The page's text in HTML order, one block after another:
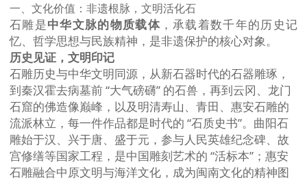
一、文化价值：非遗根脉，文明活化石
石雕是中华文脉的物质载体，承载着数千年的历史记
忆、哲学思想与民族精神，是非遗保护的核心对象。
历史见证，文明印记
石雕历史与中华文明同源，从新石器时代的石器雕琢，
到秦汉霍去病墓前 “大气磅礴” 的石兽，再到云冈、龙门
石窟的佛造像巅峰，以及明清寿山、青田、惠安石雕的
流派林立，每一件作品都是时代的 “石质史书”。曲阳石
雕始于汉、兴于唐、盛于元，参与人民英雄纪念碑、故
宫修缮等国家工程，是中国雕刻艺术的 “活标本”；惠安
石雕融合中原文明与海洋文化，成为闽南文化的精神图